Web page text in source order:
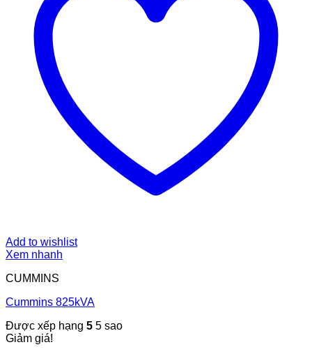
Add to wishlist
Xem nhanh
CUMMINS
Cummins 825kVA
Được xếp hạng 5 5 sao
Giảm giá!